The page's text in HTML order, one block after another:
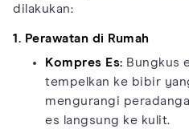
dilakukan:
1. Perawatan di Rumah
Kompres Es: Bungkus
tempelkan ke bibir
mengurangi
es langsung ke kulit.